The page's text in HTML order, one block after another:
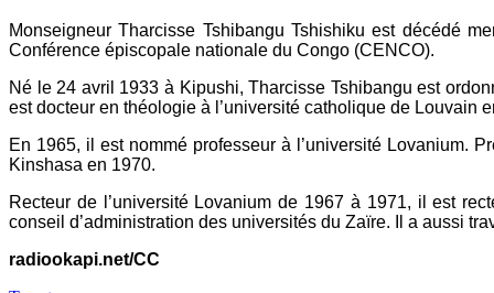
Monseigneur Tharcisse Tshibangu Tshishiku est décédé
Conférence épiscopale nationale du Congo (CENCO).
Né le 24 avril 1933 à Kipushi, Tharcisse Tshibangu est
est docteur en théologie à l’université catholique de Louvain
En 1965, il est nommé professeur à l’université Lovanium.
Kinshasa en 1970.
Recteur de l’université Lovanium de 1967 à 1971, il est
conseil d’administration des universités du Zaïre. Il a aussi
radiookapi.net/CC